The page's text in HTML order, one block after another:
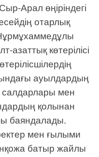
Арал өңіріндегі
отарлық
азаттық көтерілісі
ауылдардың
мен
қолынан
баяндалады.
мен ғылыми
батыр жайлы